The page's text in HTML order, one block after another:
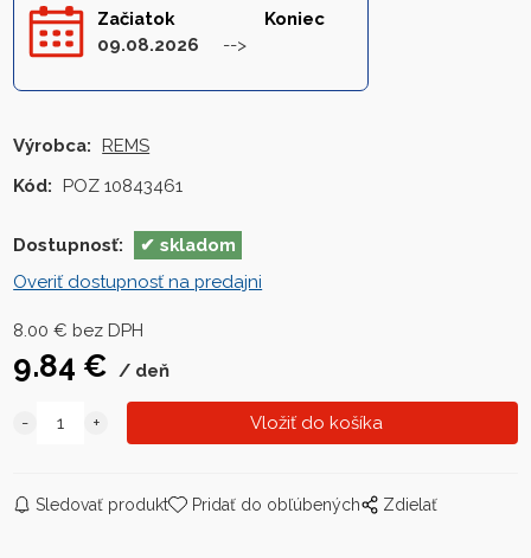
Začiatok
09.08.2026
Koniec
Výrobca:
REMS
Kód:
POZ 10843461
Dostupnosť:
skladom
Overiť dostupnosť na predajni
8.00 € bez DPH
9.84 € deň
Sledovať produkt Pridať do obľúbených Zdielať